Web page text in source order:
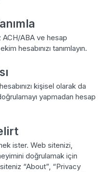
ACH/ABA ve hesap
hesabınızı tanımlayın.
kişisel olarak da
yapmadan hesap
ister. Web sitenizi,
doğrulamak için
“About”, “Privacy